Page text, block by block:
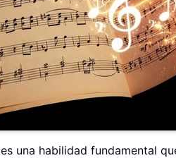
es una habilidad fundamental